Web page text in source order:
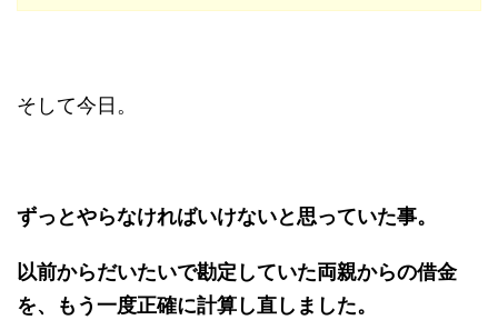
そして今日。
ずっとやらなければいけないと思っていた事。
以前からだいたいで勘定していた両親からの借金
を、もう一度正確に計算し直しました。